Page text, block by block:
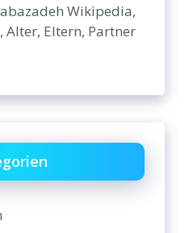
Wikipedia,
Alter, Eltern, Partner